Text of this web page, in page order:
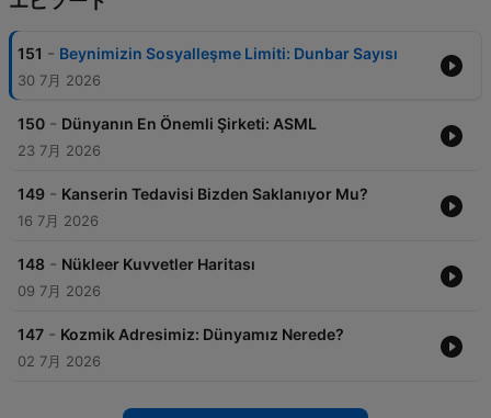
151 - Beynimizin Sosyalleşme Limiti: Dunbar Sayısı
30 7月 2026
150 - Dünyanın En Önemli Şirketi: ASML
23 7月 2026
149 - Kanserin Tedavisi Bizden Saklanıyor Mu?
16 7月 2026
148 - Nükleer Kuvvetler Haritası
09 7月 2026
147 - Kozmik Adresimiz: Dünyamız Nerede?
02 7月 2026